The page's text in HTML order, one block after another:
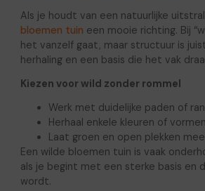
Als je houdt van een natuurlijke
bloemen tuin een mooie richting. Bij
het vanzelf gaat, maar structuur is
herhaling en een basis die het vak
Kiezen voor wild zonder rommel
Werk met duidelijke paden of
Herhaal enkele kleuren of
Laat groen en open plekken
Een wilde bloemen tuin is vaak
als je begint met een sterke basis en
wordt.